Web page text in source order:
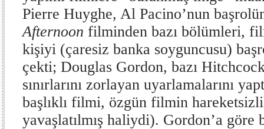
Pierre Huyghe, Al Pacino’nun
Afternoon filminden bazı bölümleri,
kişiyi (çaresiz banka soyguncusu)
çekti; Douglas Gordon, bazı
sınırlarını zorlayan uyarlamalarını
başlıklı filmi, özgün filmin
yavaşlatılmış haliydi). Gordon’a göre